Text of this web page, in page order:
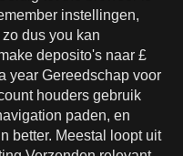
instellingen,
dus you kan
deposito's naar £
year Gereedschap voor
houders gebruik
paden, en
better. Meestal loopt uit